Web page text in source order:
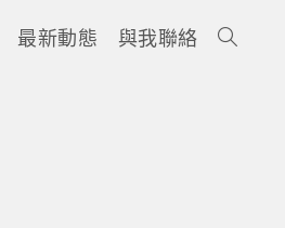
最新動態 與我聯絡